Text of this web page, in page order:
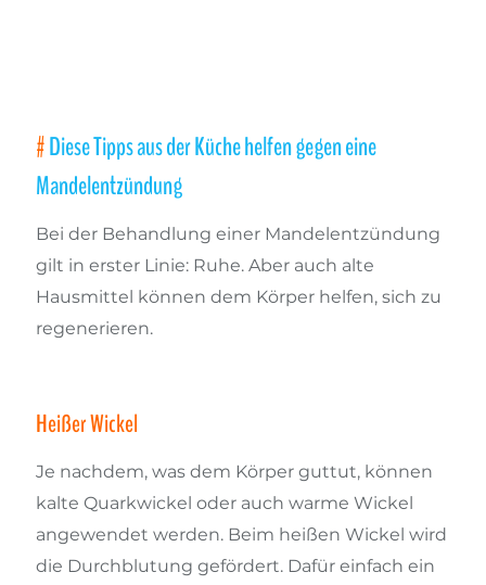
Diese Tipps aus der Küche helfen gegen eine
Mandelentzündung
Bei der Behandlung einer Mandelentzündung
gilt in erster Linie: Ruhe. Aber auch alte
Hausmittel können dem Körper helfen, sich zu
regenerieren.
Heißer Wickel
Je nachdem, was dem Körper guttut, können
kalte Quarkwickel oder auch warme Wickel
angewendet werden. Beim heißen Wickel wird
die Durchblutung gefördert. Dafür einfach ein